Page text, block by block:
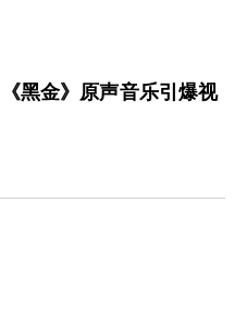
黑金》原声音乐引爆视